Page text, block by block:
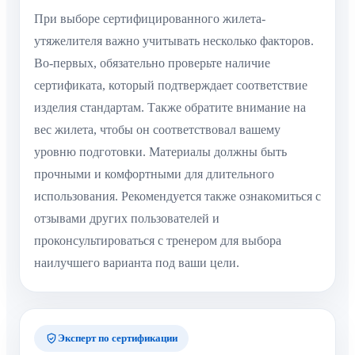
При выборе сертифицированного жилета-
утяжелителя важно учитывать несколько факторов.
Во-первых, обязательно проверьте наличие
сертификата, который подтверждает соответствие
изделия стандартам. Также обратите внимание на
вес жилета, чтобы он соответствовал вашему
уровню подготовки. Материалы должны быть
прочными и комфортными для длительного
использования. Рекомендуется также ознакомиться с
отзывами других пользователей и
проконсультироваться с тренером для выбора
наилучшего варианта под ваши цели.
Эксперт по сертификации